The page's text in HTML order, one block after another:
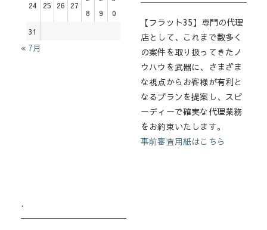
24 25 26 27
8
9
0
31
« 7月
【フラット35】専門の代理
店として、これまで数多く
の案件を取り扱ってきたノ
ウハウを武器に、さまざま
な視点からお客様が有利と
なるプランを提案し、スピ
ーディーで確実な代理業務
をお約束いたします。
事前審査用紙はこちら
.